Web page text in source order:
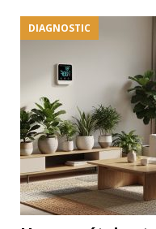
DIAGNOSTIC